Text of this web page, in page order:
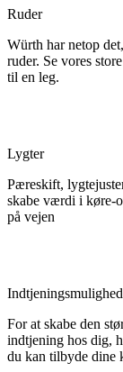
Ruder
Würth har netop
ruder. Se vores
til en leg.
Lygter
Pæreskift,
skabe værdi i køre-
på vejen
For at skabe den
indtjening hos dig,
du kan tilbyde dine